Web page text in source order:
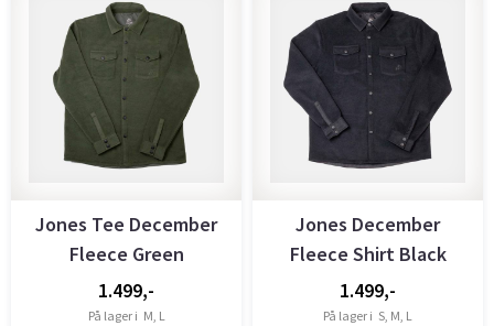
Jones Tee December
Fleece Green
1.499,-
På lager i M, L
Jones December
Fleece Shirt Black
1.499,-
På lager i S, M, L